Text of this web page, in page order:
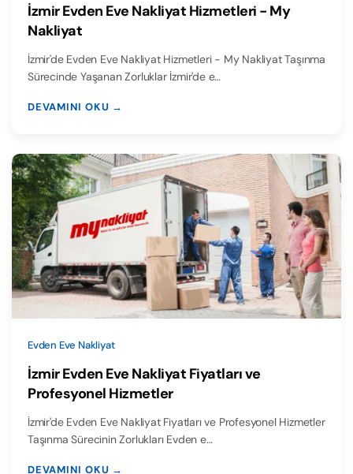
İzmir Evden Eve Nakliyat Hizmetleri - My
Nakliyat
İzmir'de Evden Eve Nakliyat Hizmetleri - My Nakliyat Taşınma
Sürecinde Yaşanan Zorluklar İzmir'de e…
DEVAMINI OKU →
Evden Eve Nakliyat
İzmir Evden Eve Nakliyat Fiyatları ve
Profesyonel Hizmetler
İzmir'de Evden Eve Nakliyat Fiyatları ve Profesyonel Hizmetler
Taşınma Sürecinin Zorlukları Evden e…
DEVAMINI OKU →